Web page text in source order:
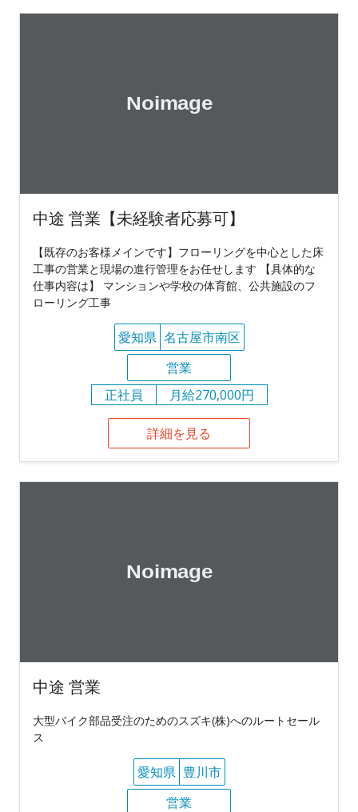
中途 営業【未経験者応募可】
【既存のお客様メインです】フローリングを中心とした床
工事の営業と現場の進行管理をお任せします 【具体的な
仕事内容は】 マンションや学校の体育館、公共施設のフ
ローリング工事
愛知県 名古屋市南区
営業
正社員
月給270,000円
詳細を見る
中途 営業
大型バイク部品受注のためのスズキ(株)へのルートセール
ス
愛知県 豊川市
営業